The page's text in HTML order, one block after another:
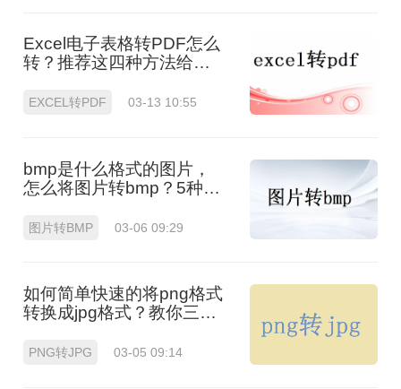
Excel电子表格转PDF怎么
转？推荐这四种方法给大
EXCEL转PDF 03-13 10:55
bmp是什么格式的图片，
怎么将图片转bmp？5种安
图片转BMP 03-06 09:29
如何简单快速的将png格式
转换成jpg格式？教你三招
PNG转JPG 03-05 09:14